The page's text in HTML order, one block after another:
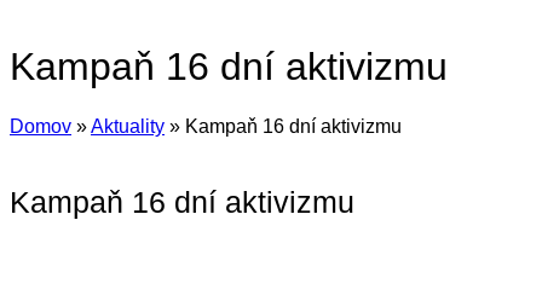
Kampaň 16 dní aktivizmu
Domov »Aktuality » Kampaň 16 dní aktivizmu
Kampaň 16 dní aktivizmu